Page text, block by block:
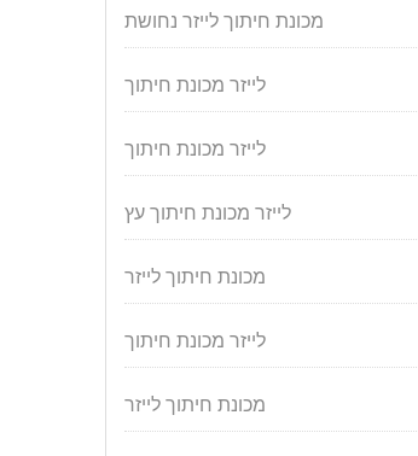
מכונת חיתוך לייזר נחושת
לייזר מכונת חיתוך
לייזר מכונת חיתוך
לייזר מכונת חיתוך עץ
מכונת חיתוך לייזר
לייזר מכונת חיתוך
מכונת חיתוך לייזר